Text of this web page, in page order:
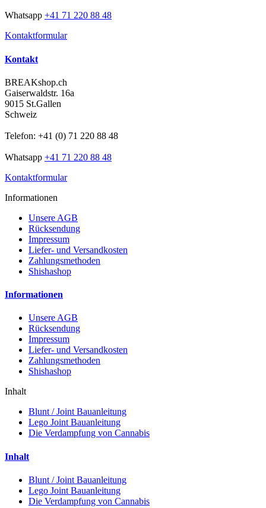
Whatsapp +41 71 220 88 48
Kontaktformular
Kontakt
BREAKshop.ch
Gaiserwaldstr. 16a
9015 St.Gallen
Schweiz
Telefon: +41 (0) 71 220 88 48
Whatsapp +41 71 220 88 48
Kontaktformular
Informationen
Unsere AGB
Rücksendung
Impressum
Liefer- und Versandkosten
Zahlungsmethoden
Shishashop
Informationen
Unsere AGB
Rücksendung
Impressum
Liefer- und Versandkosten
Zahlungsmethoden
Shishashop
Inhalt
Blunt / Joint Bauanleitung
Lego Joint Bauanleitung
Die Verdampfung von Cannabis
Inhalt
Blunt / Joint Bauanleitung
Lego Joint Bauanleitung
Die Verdampfung von Cannabis